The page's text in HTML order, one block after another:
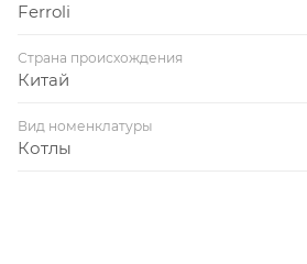
Ferroli
Страна происхождения
Китай
Вид номенклатуры
Котлы